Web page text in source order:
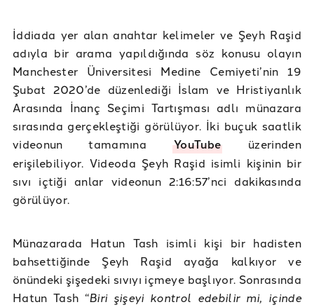
İddiada yer alan anahtar kelimeler ve Şeyh Raşid
adıyla bir arama yapıldığında söz konusu olayın
Manchester Üniversitesi Medine Cemiyeti’nin 19
Şubat 2020’de düzenlediği İslam ve Hristiyanlık
Arasında İnanç Seçimi Tartışması adlı münazara
sırasında gerçekleştiği görülüyor. İki buçuk saatlik
videonun tamamına YouTube üzerinden
erişilebiliyor. Videoda Şeyh Raşid isimli kişinin bir
sıvı içtiği anlar videonun 2:16:57’nci dakikasında
görülüyor.
Münazarada Hatun Tash isimli kişi bir hadisten
bahsettiğinde Şeyh Raşid ayağa kalkıyor ve
önündeki şişedeki sıvıyı içmeye başlıyor. Sonrasında
Hatun Tash “Biri şişeyi kontrol edebilir mi, içinde